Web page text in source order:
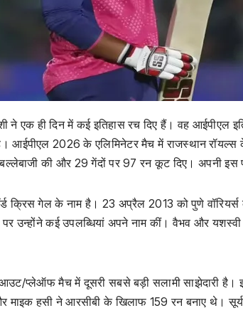
ने एक ही दिन में कई इतिहास रच दिए हैं। वह
है। आईपीएल 2026 के एलिमिनेटर मैच में राजस्‍थान
की और 29 गेंदों पर 97 रन कूट दिए। अपनी
क्रिस गेल के नाम है। 23 अप्रैल 2013 को पुणे
पर उन्‍होंने कई उपलब्धियां अपने नाम कीं। वैभव और
प्लेऑफ मैच में दूसरी सबसे बड़ी सलामी साझेदारी
माइक हसी ने आरसीबी के खिलाफ 159 रन बनाए थे।